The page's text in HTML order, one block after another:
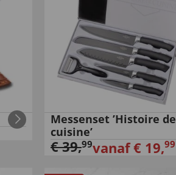
Messenset ’Histoire de
cuisine’
€39,99vanaf€ 19,99